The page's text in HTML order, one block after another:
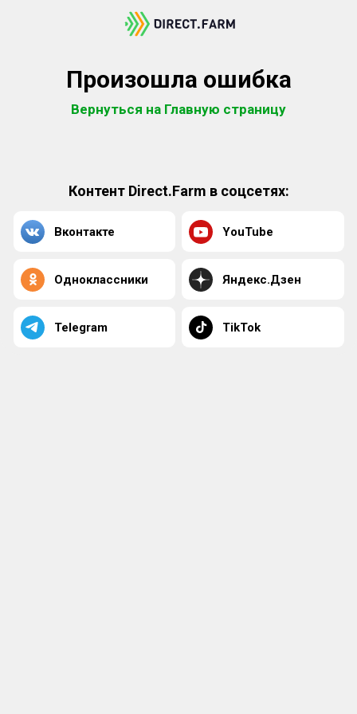
Произошла ошибка
Вернуться на Главную страницу
Контент Direct.Farm в соцсетях:
Вконтакте YouTube
Одноклассники Яндекс.Дзен
Telegram TikTok